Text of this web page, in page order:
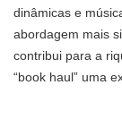
dinâmicas e
abordagem mais
contribui para a
“book haul” uma